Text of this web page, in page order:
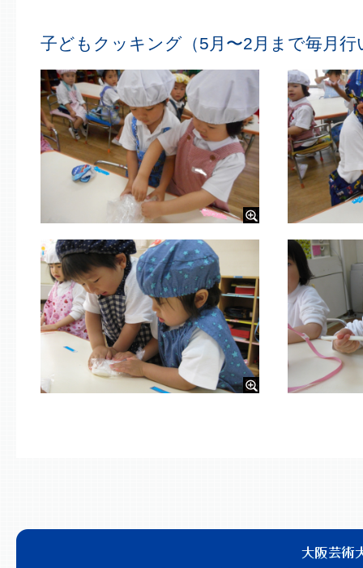
子どもクッキング（5月〜2月まで毎月行